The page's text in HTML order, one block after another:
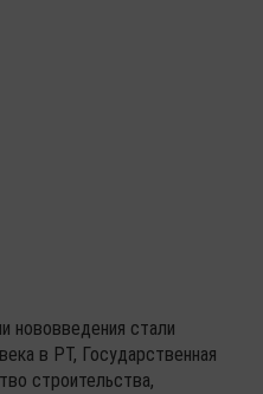
нововведения стали
в РТ, Государственная
строительства,